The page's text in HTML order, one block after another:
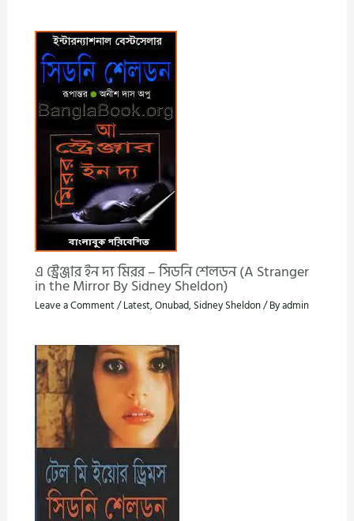
এ স্ট্রেঞ্জার ইন দ্য মিরর – সিডনি শেলডন (A Stranger
in the Mirror By Sidney Sheldon)
Leave a Comment/Latest,Onubad, Sidney Sheldon/ Byadmin